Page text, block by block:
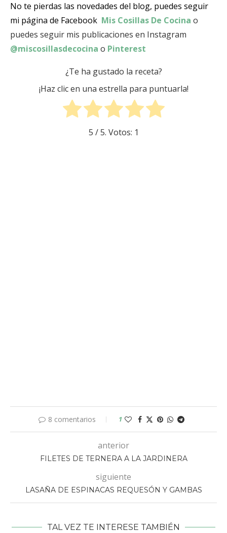
No te pierdas las novedades del blog, puedes seguir
mi página de Facebook Mis Cosillas De Cocina o
puedes seguir mis publicaciones en Instagram
@miscosillasdecocina o Pinterest
¿Te ha gustado la receta?
¡Haz clic en una estrella para puntuarla!
5 / 5. Votos: 1
8 comentarios 1
anterior
FILETES DE TERNERA A LA JARDINERA
siguiente
LASAÑA DE ESPINACAS REQUESÓN Y GAMBAS
TAL VEZ TE INTERESE TAMBIÉN